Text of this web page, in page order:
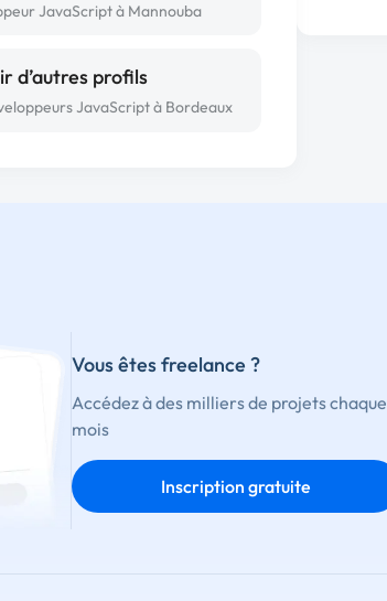
JavaScript à Mannouba
d’autres profils
JavaScript à Bordeaux
Vous êtes freelance ?
Accédez à des milliers de projets chaque
mois
Inscription gratuite